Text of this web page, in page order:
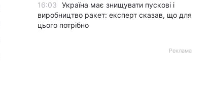
16:03
Україна має знищувати пускові і
виробництво ракет: експерт сказав, що для
цього потрібно
Реклама